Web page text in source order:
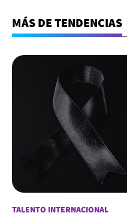
MÁS DE TENDENCIAS
TALENTO INTERNACIONAL